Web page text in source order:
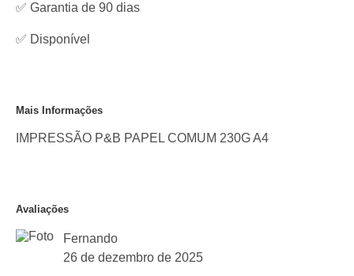
✅ Garantia de 90 dias
✅ Disponível
Mais Informações
IMPRESSÃO P&B PAPEL COMUM 230G A4
Avaliações
Fernando
26 de dezembro de 2025